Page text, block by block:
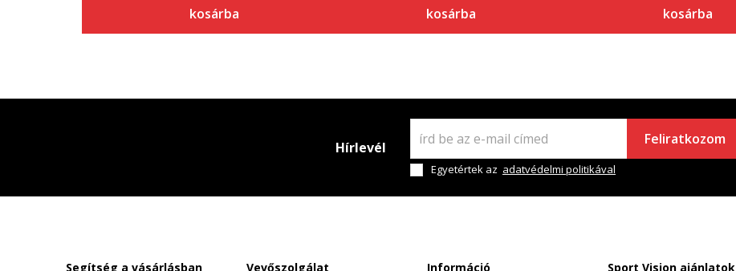
kosárba kosárba kosárba
Hírlevél Feliratkozom
Egyetértek az adatvédelmi politikával
Segítség a vásárlásban Vevőszolgálat Információ Sport Vision ajánlatok